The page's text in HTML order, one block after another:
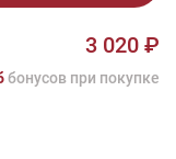
3 020 ₽
бонусов при покупке